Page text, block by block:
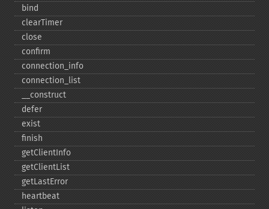
bind
clearTimer
close
confirm
connection_​info
connection_​list
_​_​construct
defer
exist
finish
getClientInfo
getClientList
getLastError
heartbeat